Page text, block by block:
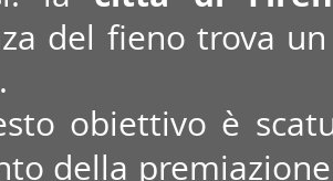
del fieno trova
obiettivo è
della